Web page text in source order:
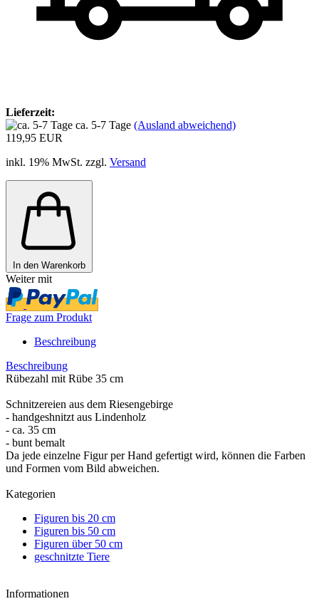
Lieferzeit:
ca. 5-7 Tage (Ausland abweichend)
119,95 EUR
inkl. 19% MwSt. zzgl. Versand
In den Warenkorb
Weiter mit
Frage zum Produkt
Beschreibung
Beschreibung
Rübezahl mit Rübe 35 cm
Schnitzereien aus dem Riesengebirge
- handgeshnitzt aus Lindenholz
- ca. 35 cm
- bunt bemalt
Da jede einzelne Figur per Hand gefertigt wird, können die Farben
und Formen vom Bild abweichen.
Kategorien
Figuren bis 20 cm
Figuren bis 50 cm
Figuren über 50 cm
geschnitzte Tiere
Informationen